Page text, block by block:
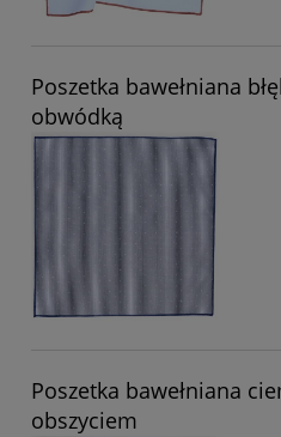
Poszetka bawełniana
obwódką
Poszetka bawełniana
obszyciem